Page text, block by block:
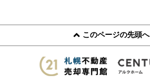
このページの先頭へ